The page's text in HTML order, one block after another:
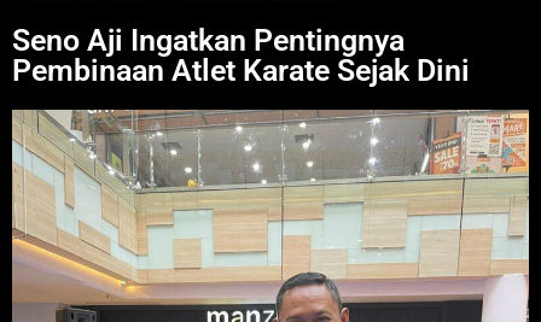
Seno Aji Ingatkan Pentingnya
Pembinaan Atlet Karate Sejak Dini